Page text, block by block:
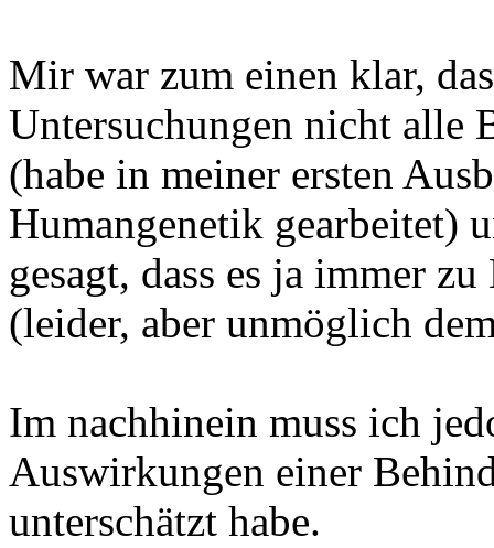
Mir war zum einen klar,
Untersuchungen nicht alle
(habe in meiner ersten
Humangenetik gearbeitet)
gesagt, dass es ja immer
(leider, aber unmöglich
Im nachhinein muss ich
Auswirkungen einer
unterschätzt habe.